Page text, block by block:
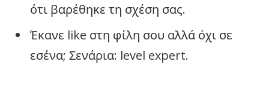
ότι βαρέθηκε τη σχέση σας.
Έκανε like στη φίλη σου αλλά όχι σε
εσένα; Σενάρια: level expert.